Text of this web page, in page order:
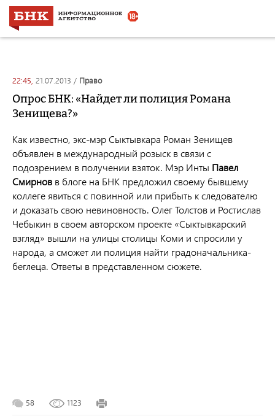
22:45, 21.07.2013 / право
Опрос БНК: «Найдет ли полиция Романа
Зенищева?»
Как известно, экс-мэр Сыктывкара Роман Зенищев
объявлен в международный розыск в связи с
подозрением в получении взяток. Мэр Инты Павел
Смирнов в блоге на БНК предложил своему бывшему
коллеге явиться с повинной или прибыть к следователю
и доказать свою невиновность. Олег Толстов и Ростислав
Чебыкин в своем авторском проекте «Сыктывкарский
взгляд» вышли на улицы столицы Коми и спросили у
народа, а сможет ли полиция найти градоначальника-
беглеца. Ответы в представленном сюжете.
58 1123